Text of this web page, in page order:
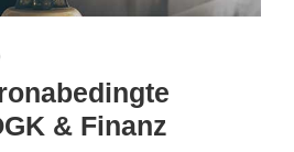
& Finanz